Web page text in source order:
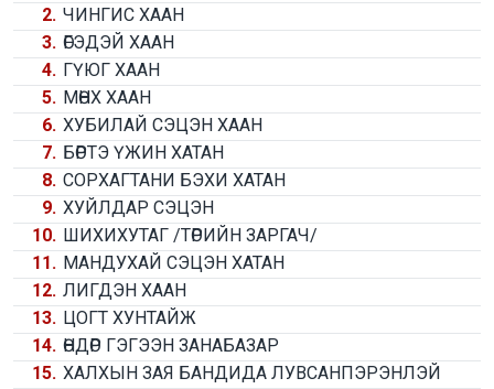
2. ЧИНГИС ХААН
3. ӨГЭДЭЙ ХААН
4. ГҮЮГ ХААН
5. МӨНХ ХААН
6. ХУБИЛАЙ СЭЦЭН ХААН
7. БӨРТЭ ҮЖИН ХАТАН
8. СОРХАГТАНИ БЭХИ ХАТАН
9. ХУЙЛДАР СЭЦЭН
10. ШИХИХУТАГ /ТӨРИЙН ЗАРГАЧ/
11. МАНДУХАЙ СЭЦЭН ХАТАН
12. ЛИГДЭН ХААН
13. ЦОГТ ХУНТАЙЖ
14. ӨНДӨР ГЭГЭЭН ЗАНАБАЗАР
15. ХАЛХЫН ЗАЯ БАНДИДА ЛУВСАНПЭРЭНЛЭЙ